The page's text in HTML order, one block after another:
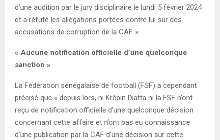
d’une audition par le jury disciplinaire le lundi 5 février 2024
et a réfuté les allégations portées contre lui sur des
accusations de corruption de la CAF. »
« Aucune notification officielle d’une quelconque
sanction »
La Fédération sénégalaise de football (FSF) a cependant
précisé que « depuis lors, ni Krépin Diatta ni la FSF n’ont
reçu de notification officielle d’une quelconque décision
concernant cette affaire et n’ont pas eu connaissance
d’une publication par la CAF d’une décision sur cette